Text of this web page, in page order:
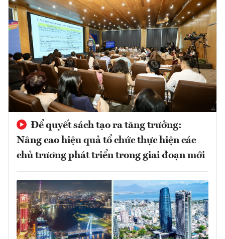
Để quyết sách tạo ra tăng trưởng:
Nâng cao hiệu quả tổ chức thực hiện các
chủ trương phát triển trong giai đoạn mới